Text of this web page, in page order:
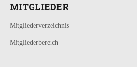
MITGLIEDER
Mitgliederverzeichnis
Mitgliederbereich